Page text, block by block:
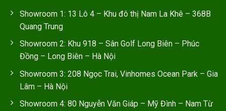
Showroom 1: 13 Lô 4 – Khu đô thị Nam La Khê – 368B
Quang Trung
Showroom 2: Khu 918 – Sân Golf Long Biên – Phúc
Đồng – Long Biên – Hà Nội
Showroom 3: 208 Ngọc Trai, Vinhomes Ocean Park – Gia
Lâm – Hà Nội
Showroom 4: 80 Nguyễn Văn Giáp – Mỹ Đình – Nam Từ